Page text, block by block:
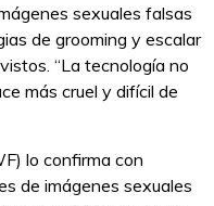
sexuales falsas
de grooming y escalar
“La tecnología no
más cruel y difícil de
lo confirma con
de imágenes sexuales